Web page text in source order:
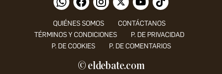
QUIÉNES SOMOS
CONTÁCTANOS
TÉRMINOS Y CONDICIONES
P. DE PRIVACIDAD
P. DE COOKIES
P. DE COMENTARIOS
© eldebate.com